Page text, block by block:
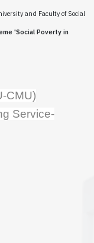
and Faculty of Social
'Social Poverty in
CMU)
Service-